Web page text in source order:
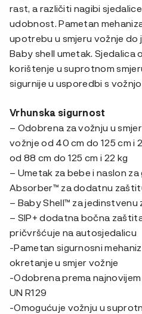
rast, a različiti nagibi
udobnost. Pametan
upotrebu u smjeru vožnje do
Baby shell umetak. Sjedalica
korištenje u suprotnom
sigurnije u usporedbi s
Vrhunska sigurnost
– Odobrena za vožnju u
vožnje od 40 cm do 125 cm i
od 88 cm do 125 cm i 22 kg
– Umetak za bebe i naslon
Absorber™ za dodatnu
– Baby Shell™ za
– SIP+ dodatna bočna
pričvršćuje na autosjedalicu
-Pametan sigurnosni
okretanje u smjer vožnje
-Odobrena prema
UN R129
-Omogućuje vožnju u